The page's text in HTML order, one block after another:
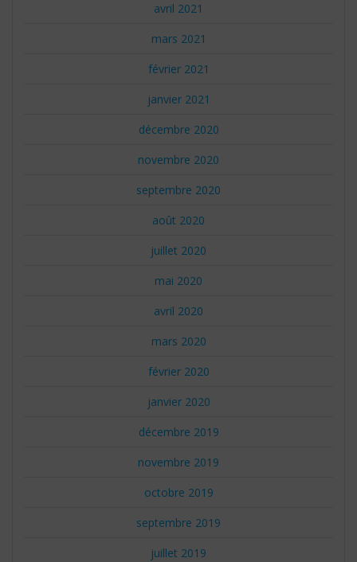
avril 2021
mars 2021
février 2021
janvier 2021
décembre 2020
novembre 2020
septembre 2020
août 2020
juillet 2020
mai 2020
avril 2020
mars 2020
février 2020
janvier 2020
décembre 2019
novembre 2019
octobre 2019
septembre 2019
juillet 2019